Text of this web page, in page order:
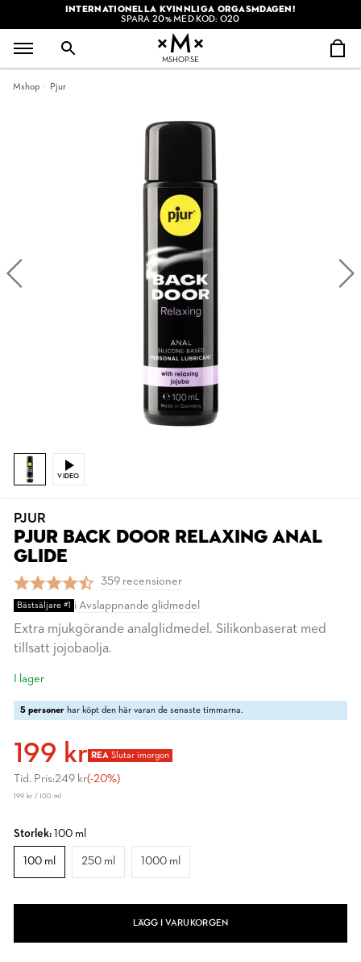
INTERNATIONELLA KVINNLIGA ORGASMDAGEN!
SPARA 20% MED KOD: O20
MSHOP.SE
Mshop Pjur
VIDEO
PJUR
PJUR BACK DOOR RELAXING ANAL
GLIDE
359 recensioner
Bästsäljare #1 i Avslappnande glidmedel
Extra mjukgörande analglidmedel. Silikonbaserat med
tillsatt jojobaolja.
I lager
5 personer har köpt den här varan de senaste timmarna.
199 kr REA Slutar imorgon
Tid. Pris:249 kr(-20%)
199 kr / 100 ml
Storlek: 100 ml
100 ml 250 ml 1000 ml
LÄGG I VARUKORGEN